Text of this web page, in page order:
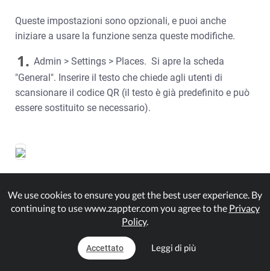
Queste impostazioni sono opzionali, e puoi anche
iniziare a usare la funzione senza queste modifiche.
1. Admin > Settings > Places. Si apre la scheda
"General". Inserire il testo che chiede agli utenti di
scansionare il codice QR (il testo è già predefinito e può
essere sostituito se necessario).
2. Nella scheda 'Link', inserire una regola che
sovrascriva la regola esistente impostata nel contenuto
quando gli utenti entrano nei luoghi (contenuto).
Normalmente, ogni volta che un utente scansiona il
codice QR, si applica la regola definita nel contenuto.
We use cookies to ensure you get the best user experience. By
continuing to use www.zappter.com you agree to the Privacy
Policy.
Accettato Leggi di più